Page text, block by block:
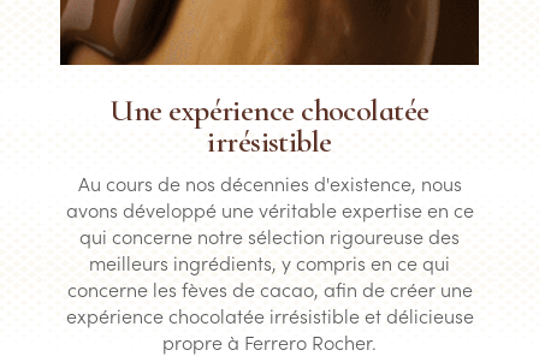
Une expérience chocolatée
irrésistible
Au cours de nos décennies d'existence, nous
avons développé une véritable expertise en ce
qui concerne notre sélection rigoureuse des
meilleurs ingrédients, y compris en ce qui
concerne les fèves de cacao, afin de créer une
expérience chocolatée irrésistible et délicieuse
propre à Ferrero Rocher.